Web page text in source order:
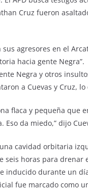
Cruz fueron
agresores en el
hacia gente
Negra y otros
a Cuevas y Cruz,
flaca y pequeña que
da miedo,” dijo
cavidad orbitaria
seis horas para drenar
inducido durante un
fue marcado como